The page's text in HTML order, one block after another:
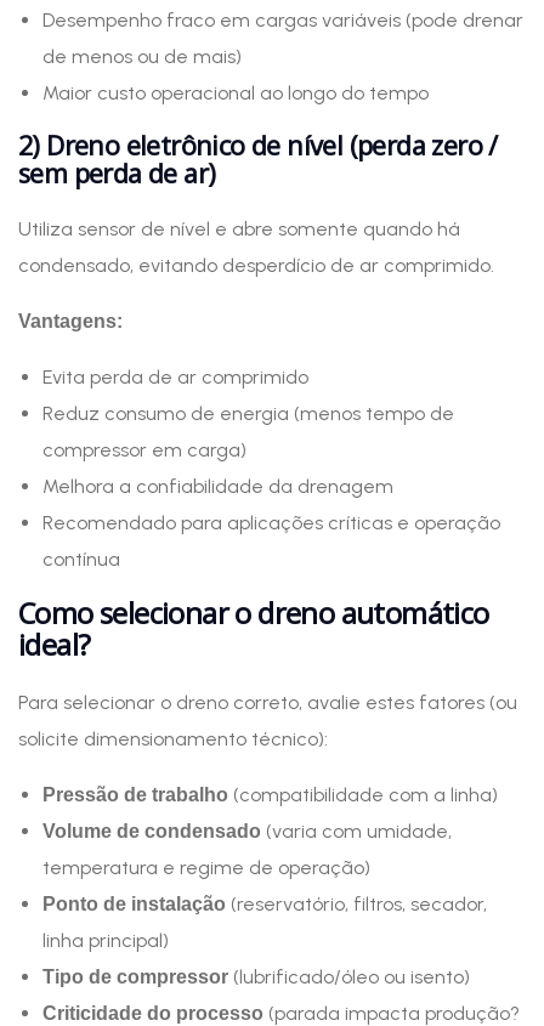
Desempenho fraco em cargas variáveis (pode drenar
de menos ou de mais)
Maior custo operacional ao longo do tempo
2) Dreno eletrônico de nível (perda zero /
sem perda de ar)
Utiliza sensor de nível e abre somente quando há
condensado, evitando desperdício de ar comprimido.
Vantagens:
Evita perda de ar comprimido
Reduz consumo de energia (menos tempo de
compressor em carga)
Melhora a confiabilidade da drenagem
Recomendado para aplicações críticas e operação
contínua
Como selecionar o dreno automático
ideal?
Para selecionar o dreno correto, avalie estes fatores (ou
solicite dimensionamento técnico):
Pressão de trabalho (compatibilidade com a linha)
Volume de condensado (varia com umidade,
temperatura e regime de operação)
Ponto de instalação (reservatório, filtros, secador,
linha principal)
Tipo de compressor (lubrificado/óleo ou isento)
Criticidade do processo (parada impacta produção?